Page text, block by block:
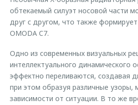
обтекаемый силуэт носовой части
друг с другом, что также
OMODA C7.
Одно из современных визуальных
интеллектуального динамического
эффектно переливаются, создавая
при этом образуя различные узоры,
зависимости от ситуации. В то же